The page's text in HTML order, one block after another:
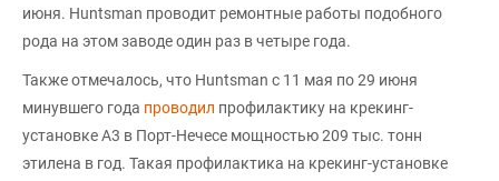
июня. Huntsman проводит ремонтные работы подобного
рода на этом заводе один раз в четыре года.
Также отмечалось, что Huntsman с 11 мая по 29 июня
минувшего года проводил профилактику на крекинг-
установке A3 в Порт-Нечесе мощностью 209 тыс. тонн
этилена в год. Такая профилактика на крекинг-установке